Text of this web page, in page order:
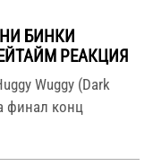
БИНКИ
РЕАКЦИЯ
Wuggy (Dark
финал конц